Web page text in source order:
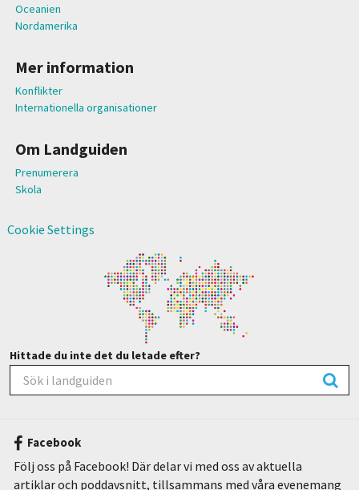
Oceanien
Nordamerika
Mer information
Konflikter
Internationella organisationer
Om Landguiden
Prenumerera
Skola
Cookie Settings
Hittade du inte det du letade efter?
Facebook
Följ oss på Facebook! Där delar vi med oss av aktuella
artiklar och poddavsnitt, tillsammans med våra evenemang